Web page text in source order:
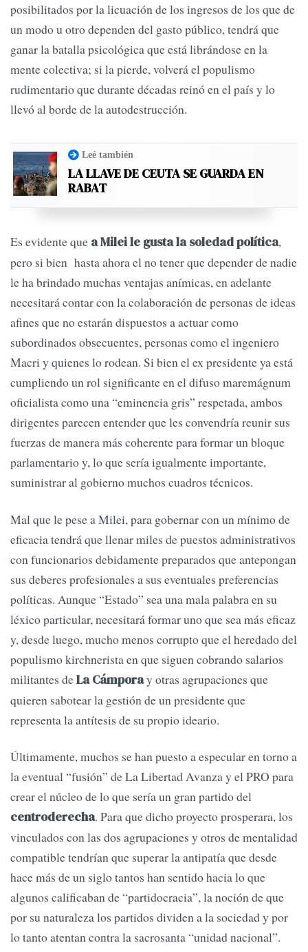
posibilitados por la licuación de los ingresos de los que de
un modo u otro dependen del gasto público, tendrá que
ganar la batalla psicológica que está librándose en la
mente colectiva; si la pierde, volverá el populismo
rudimentario que durante décadas reinó en el país y lo
llevó al borde de la autodestrucción.
Leé también
LA LLAVE DE CEUTA SE GUARDA EN
RABAT
Es evidente que a Milei le gusta la soledad política,
pero si bien hasta ahora el no tener que depender de nadie
le ha brindado muchas ventajas anímicas, en adelante
necesitará contar con la colaboración de personas de ideas
afines que no estarán dispuestos a actuar como
subordinados obsecuentes, personas como el ingeniero
Macri y quienes lo rodean. Si bien el ex presidente ya está
cumpliendo un rol significante en el difuso maremágnum
oficialista como una “eminencia gris” respetada, ambos
dirigentes parecen entender que les convendría reunir sus
fuerzas de manera más coherente para formar un bloque
parlamentario y, lo que sería igualmente importante,
suministrar al gobierno muchos cuadros técnicos.
Mal que le pese a Milei, para gobernar con un mínimo de
eficacia tendrá que llenar miles de puestos administrativos
con funcionarios debidamente preparados que antepongan
sus deberes profesionales a sus eventuales preferencias
políticas. Aunque “Estado” sea una mala palabra en su
léxico particular, necesitará formar uno que sea más eficaz
y, desde luego, mucho menos corrupto que el heredado del
populismo kirchnerista en que siguen cobrando salarios
militantes deLa Cámporay otras agrupaciones que
quieren sabotear la gestión de un presidente que
representa la antítesis de su propio ideario.
Últimamente, muchos se han puesto a especular en torno a
la eventual “fusión” de La Libertad Avanza y el PRO para
crear el núcleo de lo que sería un gran partido del
centroderecha. Para que dicho proyecto prosperara, los
vinculados con las dos agrupaciones y otros de mentalidad
compatible tendrían que superar la antipatía que desde
hace más de un siglo tantos han sentido hacia lo que
algunos calificaban de “partidocracia”, la noción de que
por su naturaleza los partidos dividen a la sociedad y por
lo tanto atentan contra la sacrosanta “unidad nacional”.